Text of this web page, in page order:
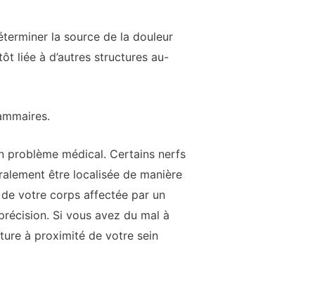
la source de la douleur
liée à d’autres structures au-
problème médical. Certains nerfs
être localisée de manière
votre corps affectée par un
Si vous avez du mal à
à proximité de votre sein